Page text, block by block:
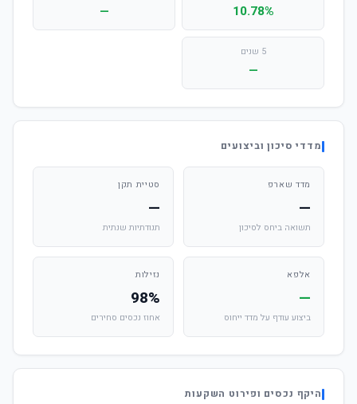
10.78%
—
5 שנים
—
מדדי סיכון וביצועים
מדד שארפ
—
תשואה ביחס לסיכון
סטיית תקן
—
תנודתיות שנתית
אלפא
—
ביצוע עודף על מדד ייחוס
נזילות
98%
אחוז נכסים סחירים
היקף נכסים ופירוט השקעות